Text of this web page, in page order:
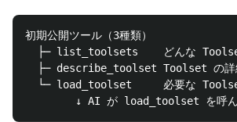
初期公開ツール（3種類）
├─ list_toolsets    どんな
├─ describe_toolset Toolset の詳
└─ load_toolset     必要な